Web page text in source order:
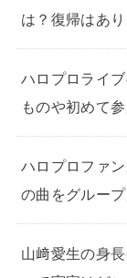
は？復帰はあ
ハロプロライ
ものや初めて
ハロプロファ
の曲をグループ
山﨑愛生の身